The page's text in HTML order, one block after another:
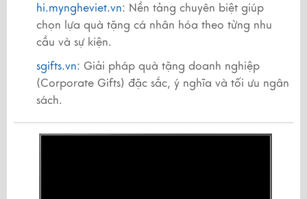
hi.myngheviet.vn: Nền tảng chuyên biệt giúp
chọn lựa quà tặng cá nhân hóa theo từng nhu
cầu và sự kiện.
sgifts.vn: Giải pháp quà tặng doanh nghiệp
(Corporate Gifts) đặc sắc, ý nghĩa và tối ưu ngân
sách.